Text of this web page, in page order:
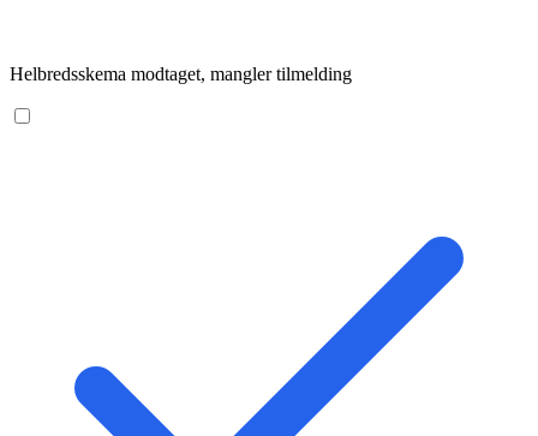
Helbredsskema modtaget, mangler tilmelding